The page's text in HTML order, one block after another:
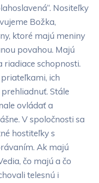
Nositeľky
Božka,
ktoré majú meniny
povahou. Majú
schopnosti.
ich
Stále
ovládať a
V spoločnosti sa
hostiteľky s
Ak majú
čo majú a čo
telesnú i